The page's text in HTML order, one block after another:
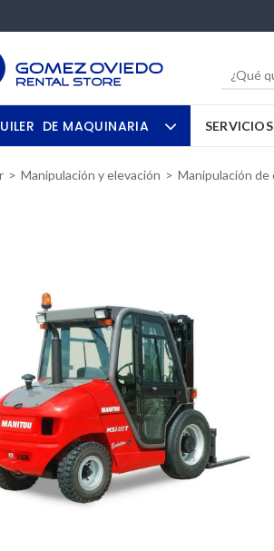
DE MAQUINARIA SERVICIOS
Manipulación y elevación Manipulación de